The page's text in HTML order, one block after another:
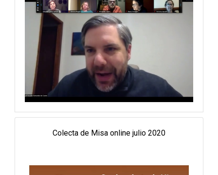
Colecta de Misa online julio 2020